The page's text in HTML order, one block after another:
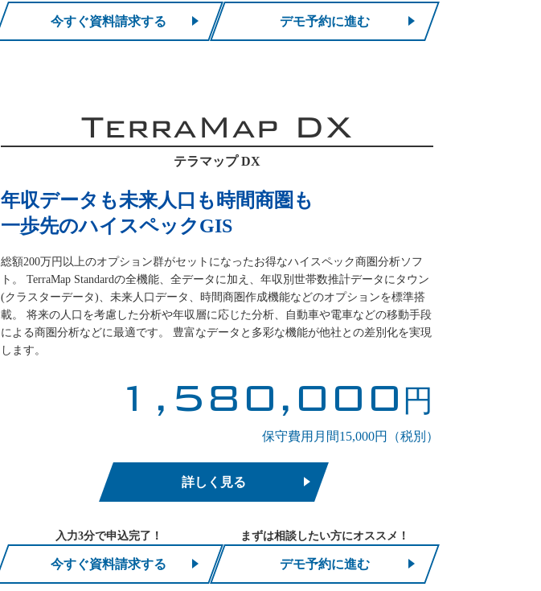
今すぐ資料請求する デモ予約に進む
TerraMap DX
テラマップ DX
年収データも未来人口も時間商圏も
一歩先のハイスペックGIS
総額200万円以上のオプション群がセットになったお得なハイスペック商圏分析ソフ
ト。 TerraMap Standardの全機能、全データに加え、年収別世帯数推計データにタウン
(クラスターデータ)、未来人口データ、時間商圏作成機能などのオプションを標準搭
載。 将来の人口を考慮した分析や年収層に応じた分析、自動車や電車などの移動手段
による商圏分析などに最適です。 豊富なデータと多彩な機能が他社との差別化を実現
します。
1,580,000 円
保守費用月間15,000円（税別）
詳しく見る
入力3分で申込完了！
今すぐ資料請求する
まずは相談したい方にオススメ！
デモ予約に進む